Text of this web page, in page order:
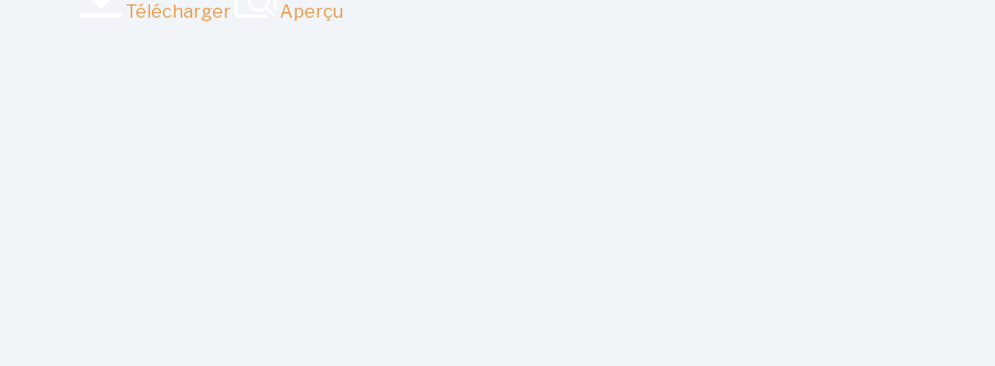
Télécharger Aperçu